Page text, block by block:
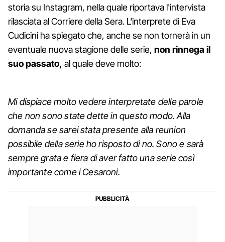
storia su Instagram, nella quale riportava l'intervista
rilasciata al Corriere della Sera. L'interprete di Eva
Cudicini ha spiegato che, anche se non tornerà in un
eventuale nuova stagione delle serie, non rinnega il
suo passato, al quale deve molto:
Mi dispiace molto vedere interpretate delle parole
che non sono state dette in questo modo. Alla
domanda se sarei stata presente alla reunion
possibile della serie ho risposto di no. Sono e sarà
sempre grata e fiera di aver fatto una serie così
importante come i Cesaroni.